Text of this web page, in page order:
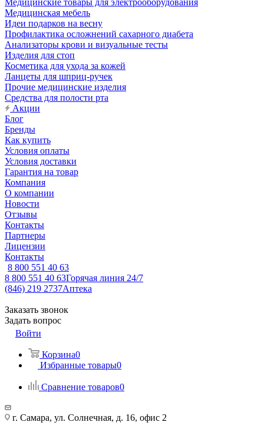
Медицинские товары для электрооборудования
Медицинская мебель
Идеи подарков на весну
Профилактика осложнений сахарного диабета
Анализаторы крови и визуальные тесты
Изделия для стоп
Косметика для ухода за кожей
Ланцеты для шприц-ручек
Прочие медицинские изделия
Средства для полости рта
Акции
Блог
Бренды
Как купить
Условия оплаты
Условия доставки
Гарантия на товар
Компания
О компании
Новости
Отзывы
Контакты
Партнеры
Лицензии
Контакты
8 800 551 40 63
8 800 551 40 63Горячая линия 24/7
(846) 219 2737Аптека
Заказать звонок
Задать вопрос
Войти
Корзина0
Избранные товары0
Сравнение товаров0
г. Самара, ул. Солнечная, д. 16, офис 2